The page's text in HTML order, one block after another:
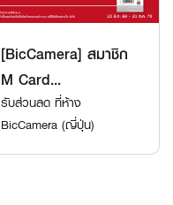
[BicCamera] สมาชิก
M Card...
รับส่วนลด ที่ห้าง
BicCamera (ญี่ปุ่น)